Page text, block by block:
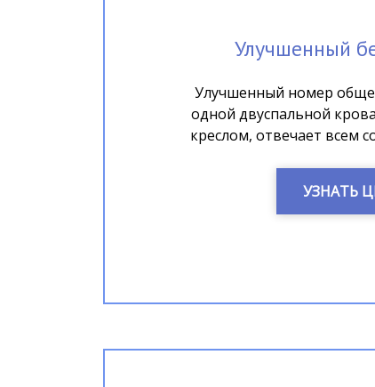
Улучшенный
Улучшенный номер
одной двуспальной
креслом, отвечает всем
УЗНАТЬ